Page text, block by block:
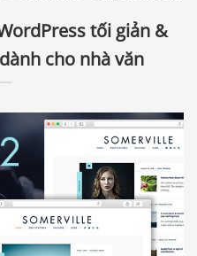
tối giản &
cho nhà văn